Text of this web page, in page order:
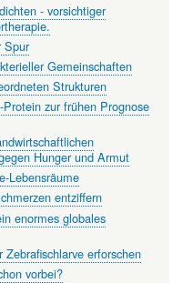
- vorsichtiger
Spur
Gemeinschaften
Strukturen
zur frühen Prognose
Hunger und Armut
Lebensräume
entziffern
enormes globales
erforschen
vorbei?